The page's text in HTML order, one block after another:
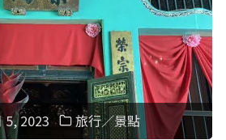
5, 2023 旅行／景點